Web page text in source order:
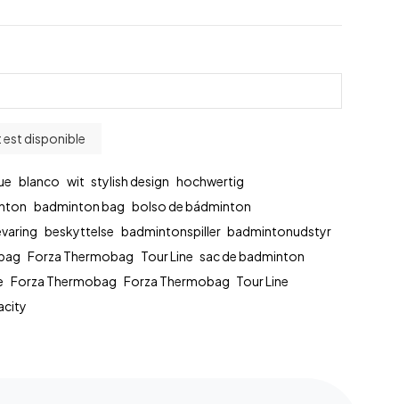
blanco wit stylish design hochwertig
badminton bag bolso de bádminton
beskyttelse badmintonspiller badmintonudstyr
Forza Thermobag Tour Line sac de badminton
Forza Thermobag Forza Thermobag Tour Line